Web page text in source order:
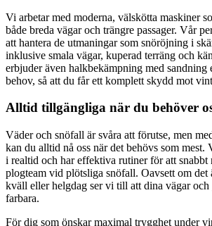
Vi arbetar med moderna, välskötta maskiner
både breda vägar och trängre passager. Vår
att hantera de utmaningar som snöröjning i
inklusive smala vägar, kuperad terräng och
erbjuder även halkbekämpning med sandning
behov, så att du får ett komplett skydd mot
Alltid tillgängliga när du behöver
Väder och snöfall är svåra att förutse, men
kan du alltid nå oss när det behövs som mest.
i realtid och har effektiva rutiner för att snabbt
plogteam vid plötsliga snöfall. Oavsett om det
kväll eller helgdag ser vi till att dina vägar och
farbara.
För dig som önskar maximal trygghet under